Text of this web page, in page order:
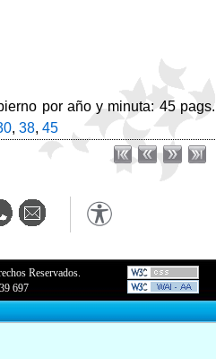
por año y minuta: 45 pags.
, 38, 45
Reservados.
697